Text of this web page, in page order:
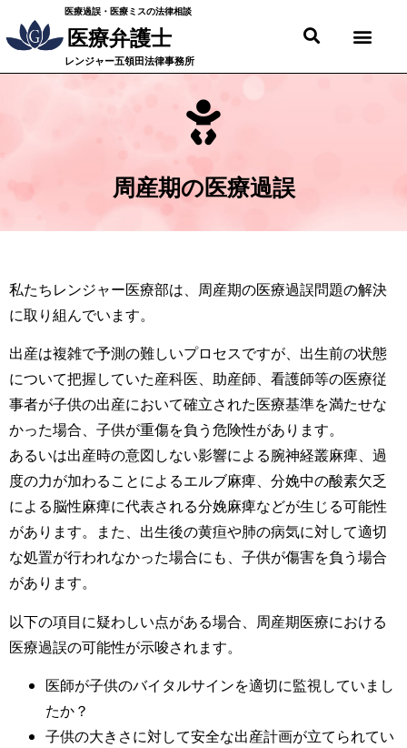
医療過誤・医療ミスの法律相談
医療弁護士
レンジャー五領田法律事務所
周産期の医療過誤
私たちレンジャー医療部は、周産期の医療過誤問題の解決
に取り組んでいます。
出産は複雑で予測の難しいプロセスですが、出生前の状態
について把握していた産科医、助産師、看護師等の医療従
事者が子供の出産において確立された医療基準を満たせな
かった場合、子供が重傷を負う危険性があります。
あるいは出産時の意図しない影響による腕神経叢麻痺、過
度の力が加わることによるエルブ麻痺、分娩中の酸素欠乏
による脳性麻痺に代表される分娩麻痺などが生じる可能性
があります。また、出生後の黄疸や肺の病気に対して適切
な処置が行われなかった場合にも、子供が傷害を負う場合
があります。
以下の項目に疑わしい点がある場合、周産期医療における
医療過誤の可能性が示唆されます。
医師が子供のバイタルサインを適切に監視していまし
たか？
子供の大きさに対して安全な出産計画が立てられてい